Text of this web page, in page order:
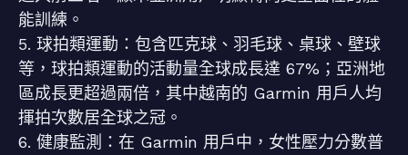
能訓練。
5. 球拍類運動：包含匹克球、羽毛球、桌球、壁球
等，球拍類運動的活動量全球成長達 67%；亞洲地
區成長更超過兩倍，其中越南的 Garmin 用戶人均
揮拍次數居全球之冠。
6. 健康監測：在 Garmin 用戶中，女性壓力分數普